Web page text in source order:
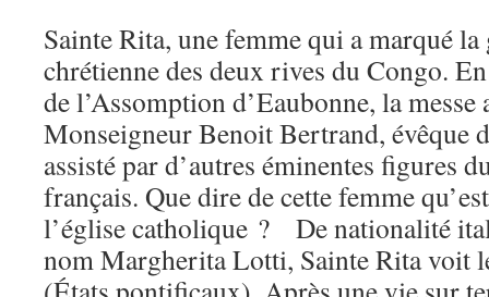
Sainte Rita, une femme qui a marqué
chrétienne des deux rives du Congo.
de l’Assomption d’Eaubonne, la messe
Monseigneur Benoit Bertrand, évêque
assisté par d’autres éminentes figures
français. Que dire de cette femme
l’église catholique ? De nationalité
nom Margherita Lotti, Sainte Rita voit